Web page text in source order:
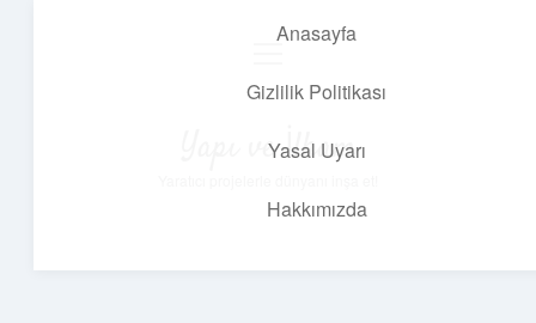
Anasayfa
Gizlilik Politikası
Yasal Uyarı
Hakkımızda
Yapı ve İlham